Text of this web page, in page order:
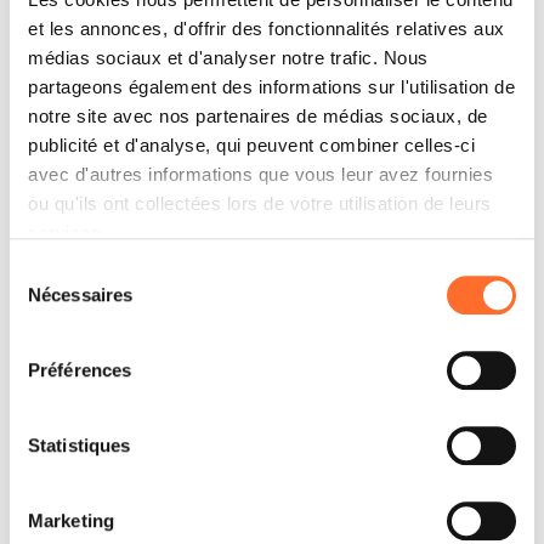
et les annonces, d'offrir des fonctionnalités relatives aux
médias sociaux et d'analyser notre trafic. Nous
partageons également des informations sur l'utilisation de
notre site avec nos partenaires de médias sociaux, de
publicité et d'analyse, qui peuvent combiner celles-ci
avec d'autres informations que vous leur avez fournies
ou qu'ils ont collectées lors de votre utilisation de leurs
Nécessaires
Préférences
Statistiques
Marketing
Conception et installation des conduits de fumée
Directement ou par l’intermédiaire d’un
professionnel habilité, ce revendeur s’occupe de
concevoir et monter l’installation d’évacuation des
fumées la plus adaptée à votre maison et au produit
que vous avez choisi.
entretien et contrôle du poêle ou du foyer fermé. Il
s’agit d’une vérification qui doit être effectuée en
vertu de la loi une fois par an (découvrez plus sur